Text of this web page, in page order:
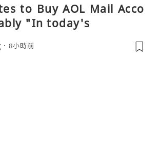
to Buy AOL Mail Acco
"In today's
8小時前